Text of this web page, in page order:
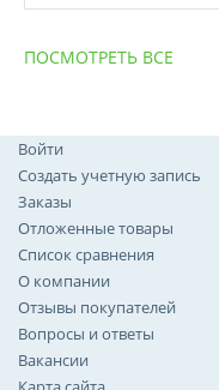
ПОСМОТРЕТЬ ВСЕ
Войти
Создать учетную запись
Заказы
Отложенные товары
Список сравнения
О компании
Отзывы покупателей
Вопросы и ответы
Вакансии